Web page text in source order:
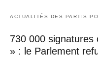
ACTUALITÉS DES PARTIS
730 000
» : le Parlement